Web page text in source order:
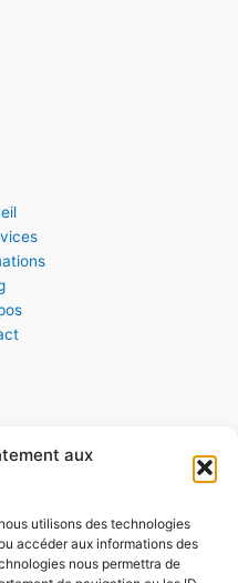
aux
utilisons des technologies
accéder aux informations des
nous permettra de